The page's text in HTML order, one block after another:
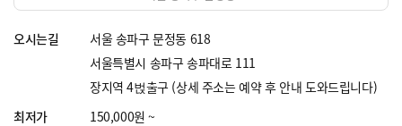
오시는길
서울 송파구 문정동 618
서울특별시 송파구 송파대로 111
장지역 4벉출구 (상세 주소는 예약 후 안내 도와드립니다)
최저가
150,000원 ~